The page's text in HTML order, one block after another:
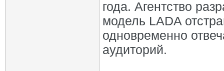
года. Агентство
модель LADA
одновременно
аудиторий.